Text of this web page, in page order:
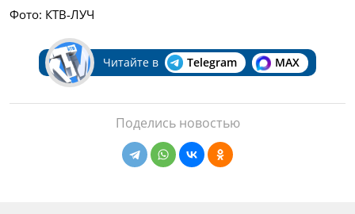
Фото: КТВ-ЛУЧ
Читайте в Telegram MAX
Поделись новостью